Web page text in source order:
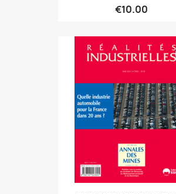
€10.00